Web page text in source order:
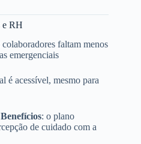
e RH
colaboradores faltam menos
emergenciais
é acessível, mesmo para
: o plano
de cuidado com a